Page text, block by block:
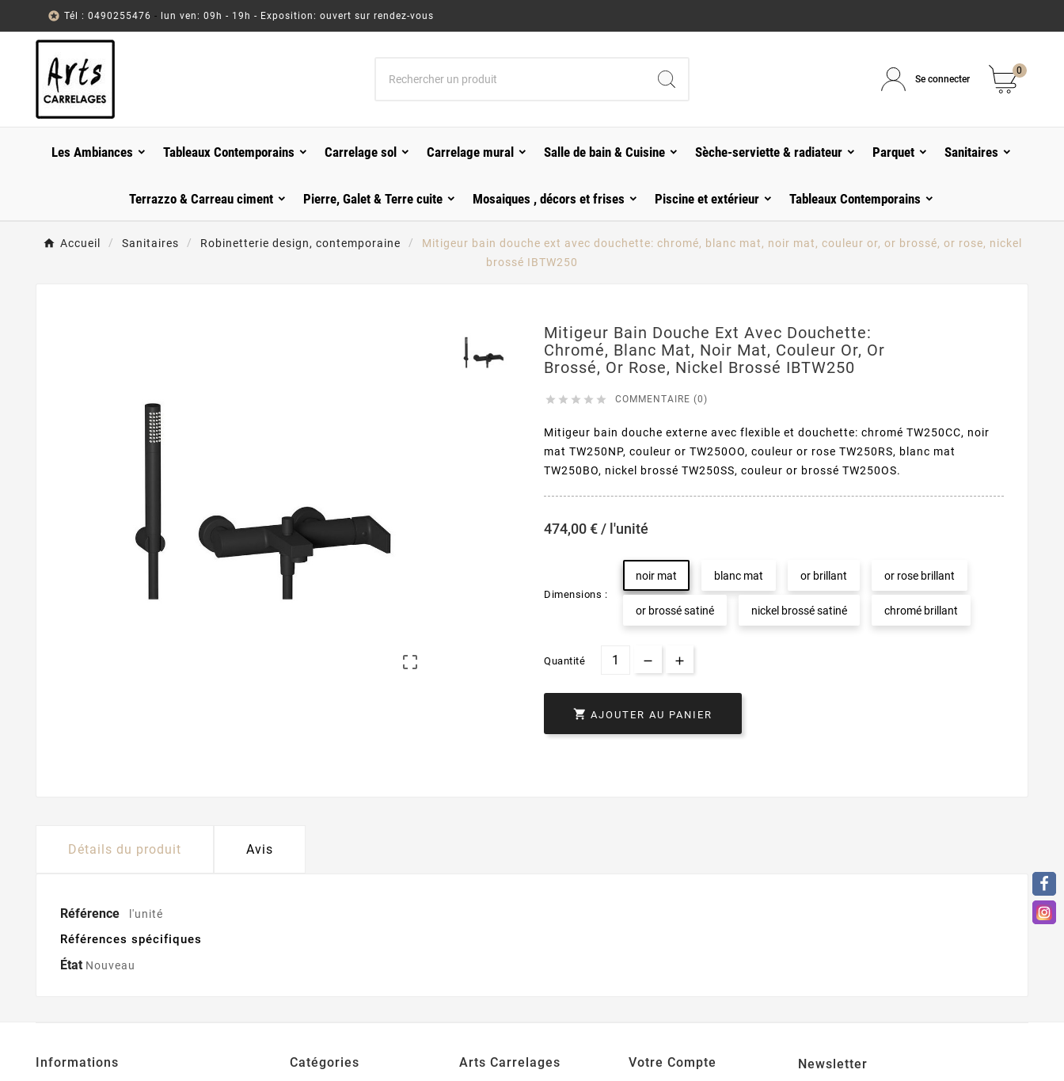
 Tél : 0490255476 - lun ven: 09h - 19h - Exposition: ouvert sur rendez-vous
Se connecter
0
Les Ambiances Tableaux Contemporains Carrelage sol Carrelage mural Salle de bain & Cuisine Sèche-serviette & radiateur Parquet Sanitaires
Terrazzo & Carreau ciment Pierre, Galet & Terre cuite Mosaiques , décors et frises Piscine et extérieur Tableaux Contemporains
Accueil Sanitaires Robinetterie design, contemporaine
Mitigeur bain douche ext avec douchette: chromé, blanc mat, noir mat, couleur or, or brossé, or rose, nickel
brossé IBTW250

Mitigeur Bain Douche Ext Avec Douchette:
Chromé, Blanc Mat, Noir Mat, Couleur Or, Or
Brossé, Or Rose, Nickel Brossé IBTW250
     COMMENTAIRE (0)
Mitigeur bain douche externe avec flexible et douchette: chromé TW250CC, noir
mat TW250NP, couleur or TW250OO, couleur or rose TW250RS, blanc mat
TW250BO, nickel brossé TW250SS, couleur or brossé TW250OS.
474,00 € / l'unité
Dimensions :
noir mat blanc mat or brillant or rose brillant
or brossé satiné nickel brossé satiné chromé brillant
Quantité
 AJOUTER AU PANIER
Détails du produit Avis
Référence l'unité
Références spécifiques
État Nouveau
Informations Catégories Arts Carrelages Votre Compte Newsletter